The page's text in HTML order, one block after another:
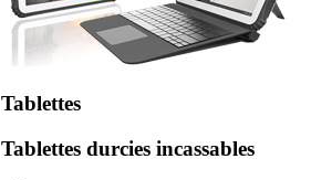
Tablettes
Tablettes durcies incassables